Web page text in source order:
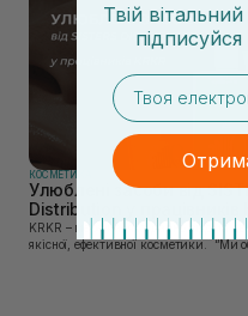
КОСМЕТИКА
Улюблені засоби від
Distribution у працівників
KRKR – мережа, яка давно відома
якісної, ефективної косметики. “Ми обираємо лише ті
Твій
підписуйся
email